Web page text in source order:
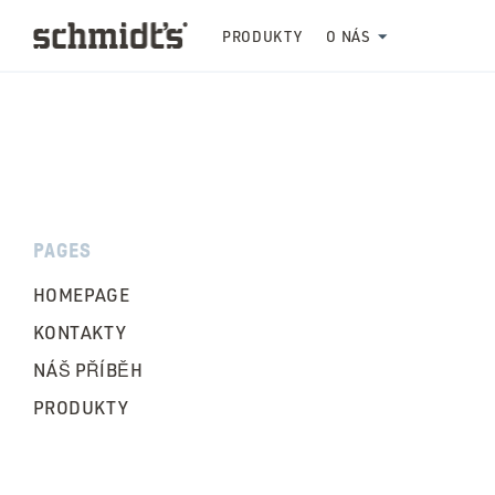
PRODUKTY O NÁS
PAGES
HOMEPAGE
KONTAKTY
NÁŠ PŘÍBĚH
PRODUKTY